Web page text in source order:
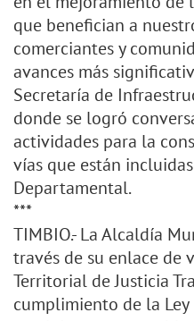
que benefician a
comerciantes y
avances más
Secretaría de
donde se logró
actividades para la
vías que están
Departamental.
***
TIMBIO.- La Alcaldía
través de su enlace de
Territorial de Justicia
cumplimiento de la